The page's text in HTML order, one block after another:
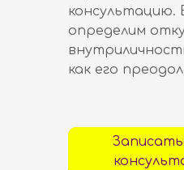
консультацию.
определим
как его